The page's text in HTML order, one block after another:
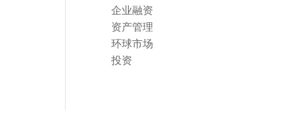
企业融资
资产管理
环球市场
投资